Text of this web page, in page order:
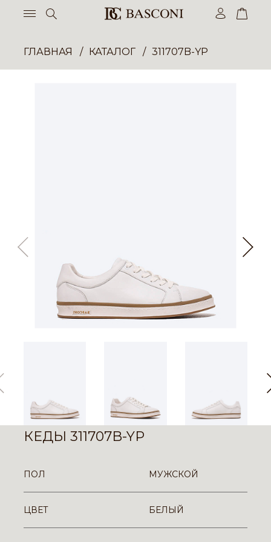
ГЛАВНАЯ КАТАЛОГ 311707B-YP
КЕДЫ 311707B-YP
ПОЛ МУЖСКОЙ
ЦВЕТ БЕЛЫЙ